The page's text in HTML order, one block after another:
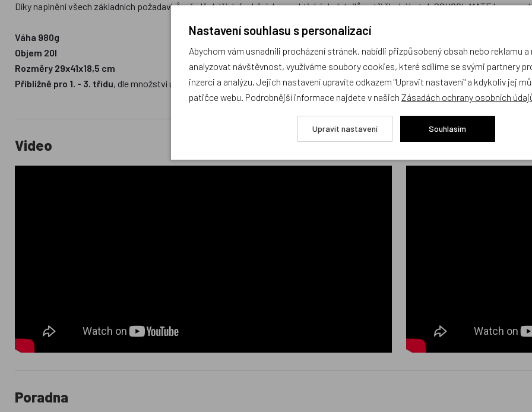
Díky naplnění všech základních požadavků a řadě dalších funkčních a praktických detailů patří školní batoh SCHOOL MATE k
Váha 980g
Objem 20l
Rozměry 29x41x18,5 cm
Přibližně pro 1. - 3. třídu, dle množství učebnic ve vaší škole i celý první stupeň
Video
Poradna
Nastavení souhlasu s personalizací
Abychom vám usnadnili procházení stránek, nabídli přizpůsobený obsah nebo reklamu
analyzovat návštěvnost, využíváme soubory cookies, které sdílíme se svými partnery
inzerci a analýzu. Jejich nastavení upravíte odkazem "Upravit nastavení" a kdykoliv jej
patičce webu. Podrobnější informace najdete v našich Zásadách ochrany osobních
Upravit nastavení Souhlasím